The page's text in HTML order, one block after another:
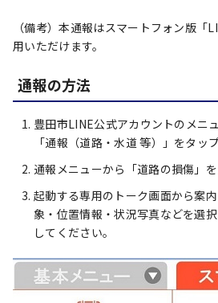
（備考）本通報はスマートフォン版「
用いただけます。
通報の方法
豊田市LINE公式アカウントのメニ
「通報（道路・水道 等）」をタッ
通報メニューから「道路の損傷」
起動する専用のトーク画面から案
象・位置情報・状況写真などを選
してください。